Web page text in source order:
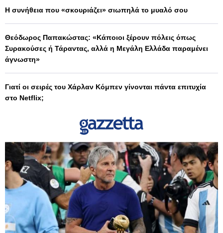
Η συνήθεια που «σκουριάζει» σιωπηλά το μυαλό σου
Θεόδωρος Παπακώστας: «Κάποιοι ξέρουν πόλεις όπως
Συρακούσες ή Τάραντας, αλλά η Μεγάλη Ελλάδα παραμένει
άγνωστη»
Γιατί οι σειρές του Χάρλαν Κόμπεν γίνονται πάντα επιτυχία
στο Netflix;